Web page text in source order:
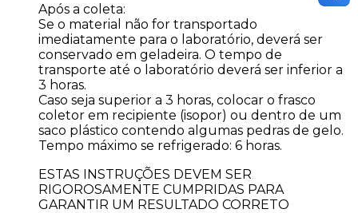
Após a coleta:
Se o material não for transportado
imediatamente para o laboratório, deverá ser
conservado em geladeira. O tempo de
transporte até o laboratório deverá ser inferior a
3 horas.
Caso seja superior a 3 horas, colocar o frasco
coletor em recipiente (isopor) ou dentro de um
saco plástico contendo algumas pedras de gelo.
Tempo máximo se refrigerado: 6 horas.
ESTAS INSTRUÇÕES DEVEM SER
RIGOROSAMENTE CUMPRIDAS PARA
GARANTIR UM RESULTADO CORRETO